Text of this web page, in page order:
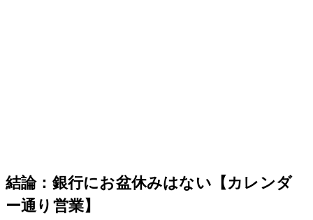
結論：銀行にお盆休みはない【カレンダ
ー通り営業】